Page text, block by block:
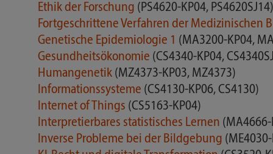
Ethik der Forschung (PS4620-KP04, PS4620SJ14)
Fortgeschrittene Verfahren der Medizinischen
Genetische Epidemiologie 1 (MA3200-KP04,
Gesundheitsökonomie (CS4340-KP04,
Humangenetik (MZ4373-KP03, MZ4373)
Informationssysteme (CS4130-KP06, CS4130)
Internet of Things (CS5163-KP04)
Interpretierbares statistisches Lernen (MA4666-
Inverse Probleme bei der Bildgebung